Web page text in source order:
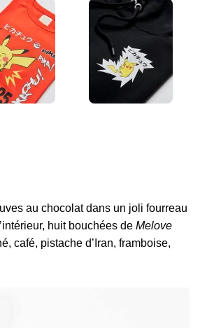
au chocolat dans un joli fourreau
huit bouchées de Melove
café, pistache d’Iran, framboise,